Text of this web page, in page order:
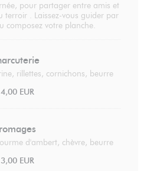
pour partager entre amis et
terroir . Laissez-vous guider par
composez votre planche.
rillettes, cornichons, beurre
EUR
d'ambert, chèvre, beurre
EUR